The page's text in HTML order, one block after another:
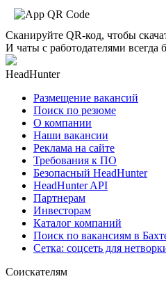
Сканируйте QR-код, чтобы
И чаты с работодателями всегда
HeadHunter
Размещение вакансий
Поиск по резюме
О компании
Наши вакансии
Реклама на сайте
Требования к ПО
Безопасный HeadHunter
HeadHunter API
Партнерам
Инвесторам
Каталог компаний
Поиск по вакансиям в
Сетка: соцсеть для
Соискателям